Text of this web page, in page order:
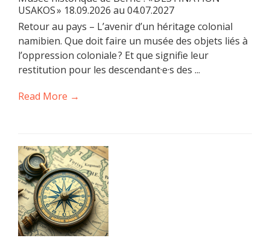
USAKOS » 18.09.2026 au 04.07.2027
Retour au pays – L’avenir d’un héritage colonial
namibien. Que doit faire un musée des objets liés à
l’oppression coloniale ? Et que signifie leur
restitution pour les descendant·e·s des ...
Read More →